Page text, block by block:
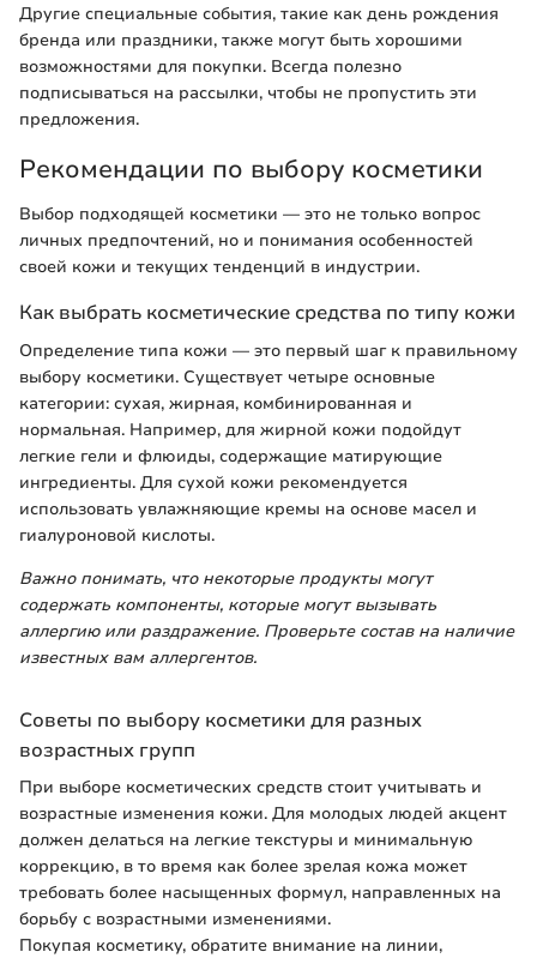
Другие специальные события, такие как день рождения
бренда или праздники, также могут быть хорошими
возможностями для покупки. Всегда полезно
подписываться на рассылки, чтобы не пропустить эти
предложения.
Рекомендации по выбору косметики
Выбор подходящей косметики — это не только вопрос
личных предпочтений, но и понимания особенностей
своей кожи и текущих тенденций в индустрии.
Как выбрать косметические средства по типу кожи
Определение типа кожи — это первый шаг к правильному
выбору косметики. Существует четыре основные
категории: сухая, жирная, комбинированная и
нормальная. Например, для жирной кожи подойдут
легкие гели и флюиды, содержащие матирующие
ингредиенты. Для сухой кожи рекомендуется
использовать увлажняющие кремы на основе масел и
гиалуроновой кислоты.
Важно понимать, что некоторые продукты могут
содержать компоненты, которые могут вызывать
аллергию или раздражение. Проверьте состав на наличие
известных вам аллергентов.
Советы по выбору косметики для разных
возрастных групп
При выборе косметических средств стоит учитывать и
возрастные изменения кожи. Для молодых людей акцент
должен делаться на легкие текстуры и минимальную
коррекцию, в то время как более зрелая кожа может
требовать более насыщенных формул, направленных на
борьбу с возрастными изменениями.
Покупая косметику, обратите внимание на линии,